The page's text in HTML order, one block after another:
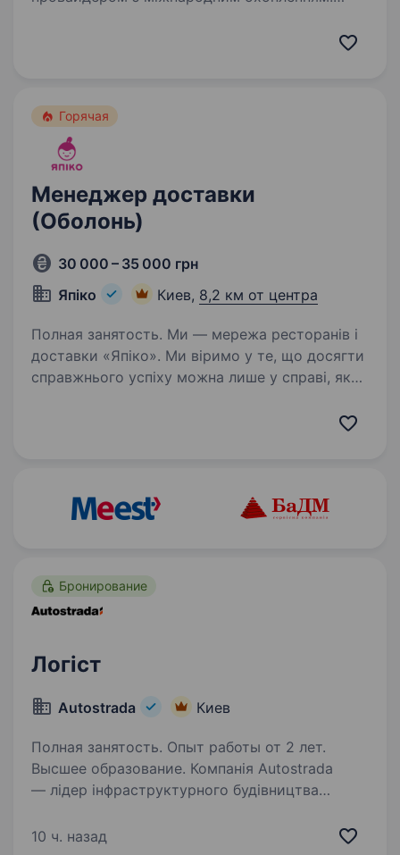
Горячая
Менеджер доставки
(Оболонь)
30 000 – 35 000 грн
Япіко
Киев, 8,2 км от центра
Полная занятость. Ми — мережа ресторанів і
доставки «Япіко». Ми віримо у те, що досягти
справжнього успіху можна лише у справі, яку
Бронирование
Логіст
Autostrada Киев
Полная занятость. Опыт работы от 2 лет.
Высшее образование. Компанія Autostrada
— лідер інфраструктурного будівництва
на найкращому обладнанні світових
10 ч. назад